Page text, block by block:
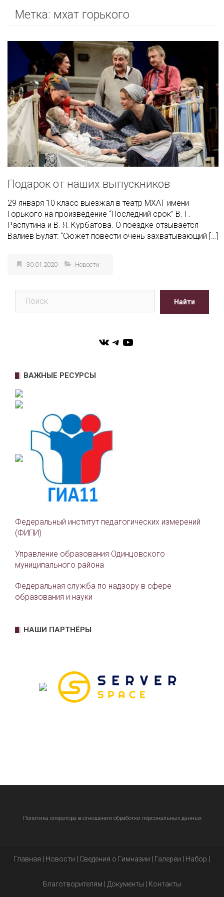
Метка: мхат горького
Подарок от наших выпускников
29 января 10 класс выезжал в театр МХАТ имени
Горького на произведение “Последний срок” В. Г.
Распутина и В. Я. Курбатова. О поездке отзывается
Валиев Булат: “Сюжет повести очень захватывающий […]
30.01.2020 Новости
Поиск
Найти
VKTelegram
YouTube
ВАЖНЫЕ РЕСУРСЫ
Федеральный институт педагогических измерений
(ФИПИ)
Управление образования Одинцовского
муниципального района
Федеральная служба по надзору в сфере
образования и науки
НАШИ ПАРТНЁРЫ
Политика оператора в отношении обработки персональных данных
Главная Новости Сведения о Гимназии Галереи Набор
Благотворителям Документы Контакты